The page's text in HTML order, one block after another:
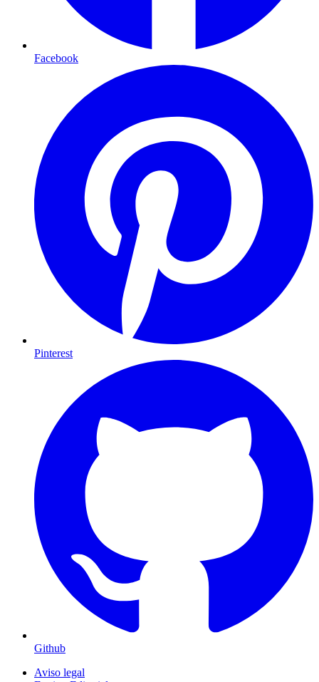
Facebook
Pinterest
Github
Aviso legal